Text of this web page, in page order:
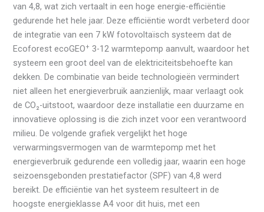
van 4,8, wat zich vertaalt in een hoge energie-efficiëntie
gedurende het hele jaar. Deze efficiëntie wordt verbeterd door
de integratie van een 7 kW fotovoltaïsch systeem dat de
Ecoforest ecoGEO+ 3-12 warmtepomp aanvult, waardoor het
systeem een groot deel van de elektriciteitsbehoefte kan
dekken. De combinatie van beide technologieën vermindert
niet alleen het energieverbruik aanzienlijk, maar verlaagt ook
de CO₂-uitstoot, waardoor deze installatie een duurzame en
innovatieve oplossing is die zich inzet voor een verantwoord
milieu. De volgende grafiek vergelijkt het hoge
verwarmingsvermogen van de warmtepomp met het
energieverbruik gedurende een volledig jaar, waarin een hoge
seizoensgebonden prestatiefactor (SPF) van 4,8 werd
bereikt. De efficiëntie van het systeem resulteert in de
hoogste energieklasse A4 voor dit huis, met een